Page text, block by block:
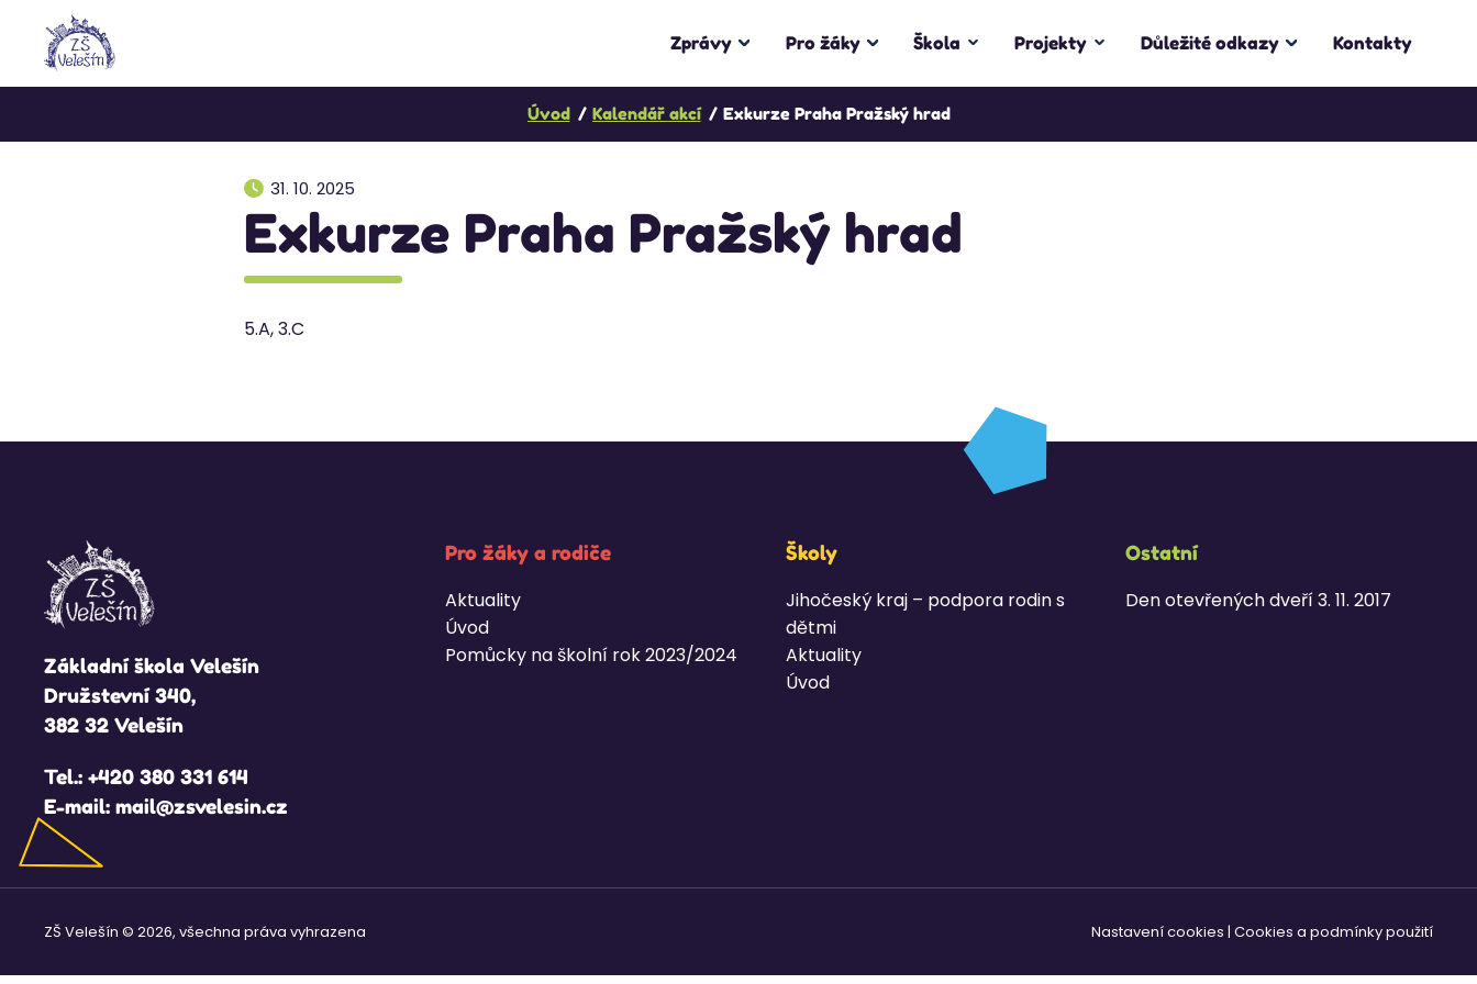
Zprávy Pro žáky Škola Projekty Důležité odkazy Kontakty
Úvod Kalendář akcí Exkurze Praha Pražský hrad
31. 10. 2025
Exkurze Praha Pražský hrad
5.A, 3.C
Základní škola Velešín
Družstevní 340,
382 32 Velešín
Tel.: +420 380 331 614
E-mail: mail@zsvelesin.cz
Pro žáky a rodiče
Aktuality
Úvod
Pomůcky na školní rok 2023/2024
Školy
Jihočeský kraj – podpora rodin s
dětmi
Aktuality
Úvod
Ostatní
Den otevřených dveří 3. 11. 2017
ZŠ Velešín © 2026, všechna práva vyhrazena Nastavení cookies | Cookies a podmínky použití